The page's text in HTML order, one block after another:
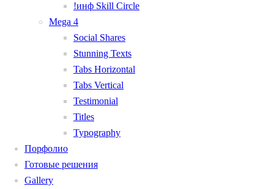
!инф Skill Circle
Mega 4
Social Shares
Stunning Texts
Tabs Horizontal
Tabs Vertical
Testimonial
Titles
Typography
Порфолио
Готовые решения
Gallery